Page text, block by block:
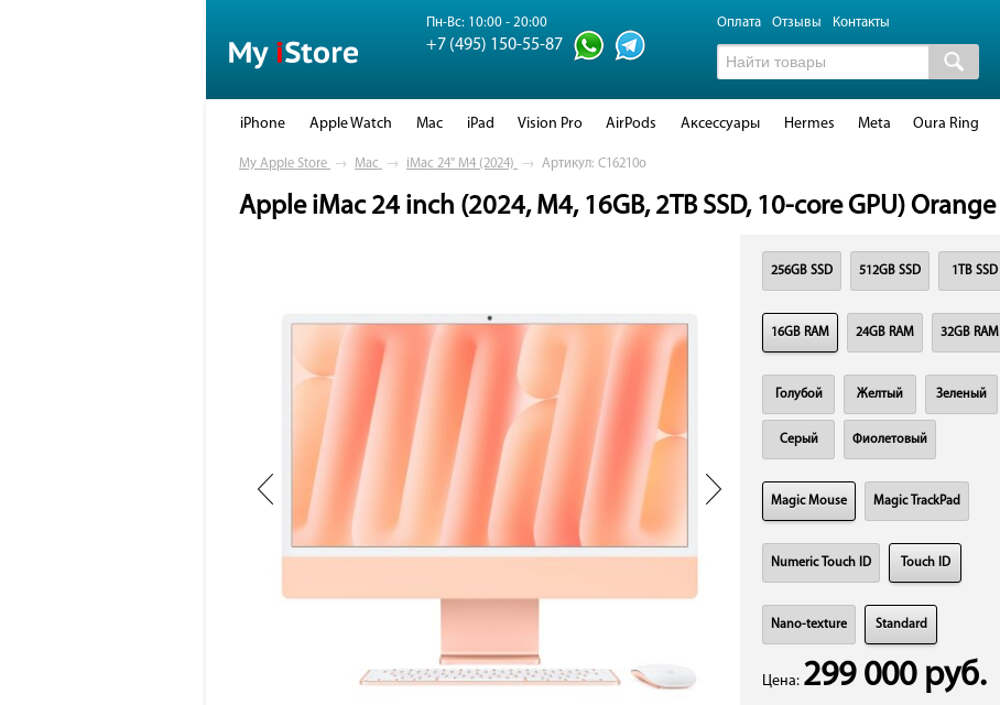
Пн-Вс: 10:00 - 20:00
+7 (495) 150-55-87
Оплата Отзывы Контакты
iPhone Apple Watch Mac iPad Vision Pro AirPods Аксессуары Hermes Meta Oura Ring
My Apple Store → Mac → iMac 24" M4 (2024) → Артикул: C16210o
Apple iMac 24 inch (2024, M4, 16GB, 2TB SSD, 10-core GPU) Orange
256GB SSD 512GB SSD 1TB SSD
16GB RAM 24GB RAM 32GB RAM
Голубой Желтый Зеленый
Серый Фиолетовый
Magic Mouse Magic TrackPad
Numeric Touch ID Touch ID
Nano-texture Standard
Цена: 299 000 руб.